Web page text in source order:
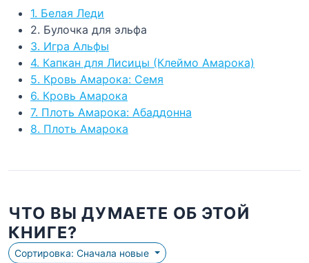
1. Белая Леди
2. Булочка для эльфа
3. Игра Альфы
4. Капкан для Лисицы (Клеймо Амарока)
5. Кровь Амарока: Семя
6. Кровь Амарока
7. Плоть Амарока: Абаддонна
8. Плоть Амарока
ЧТО ВЫ ДУМАЕТЕ ОБ ЭТОЙ
КНИГЕ?
Сортировка: Сначала новые